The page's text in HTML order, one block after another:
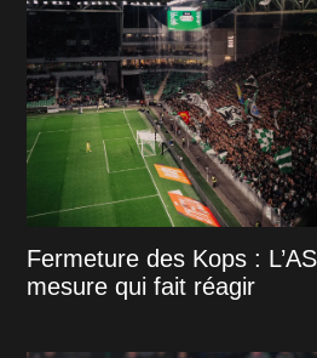
Fermeture des Kops :
mesure qui fait réagir